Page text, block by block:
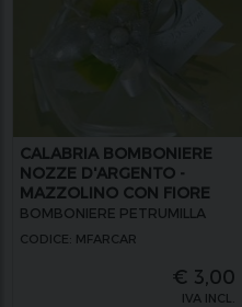
CALABRIA BOMBONIERE
NOZZE D'ARGENTO -
MAZZOLINO CON FIORE
ARGENTO E CONFETTO
ARGENTO IN EVIDENZA
BOMBONIERE PETRUMILLA
CODICE: MFARCAR
€ 3,00
IVA INCL.